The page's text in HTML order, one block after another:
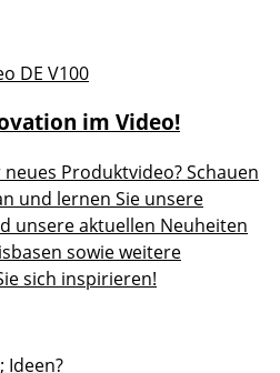
im Video!
Produktvideo? Schauen
und lernen Sie unsere
unsere aktuellen Neuheiten
sowie weitere
sich inspirieren!